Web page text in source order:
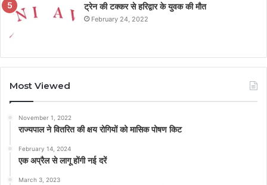
ट्रेन की टक्कर से हरिद्वार के युवक की मौत
February 24, 2022
Most Viewed
November 1, 2022
राज्यपाल ने वितरित की क्षय रोगियों को मासिक पोषण किट
February 14, 2024
एक अप्रैल से लागू होंगी नई दरें
March 3, 2023